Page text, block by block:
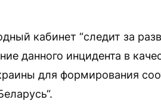
кабинет “следит за
данного инцидента в
для формирования